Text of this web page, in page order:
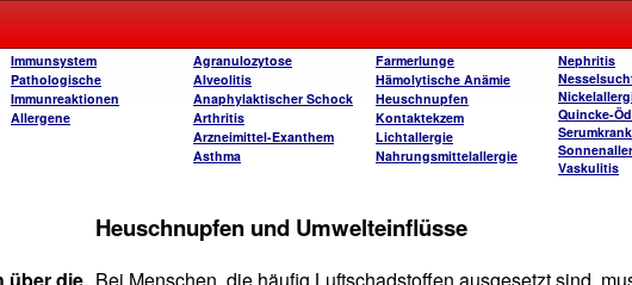
Immunsystem
Pathologische
Immunreaktionen
Allergene
Agranulozytose
Alveolitis
Anaphylaktischer Schock
Arthritis
Arzneimittel-Exanthem
Asthma
Farmerlunge
Hämolytische Anämie
Heuschnupfen
Kontaktekzem
Lichtallergie
Nahrungsmittelallergie
Nephritis
Quincke-
Vaskulitis
Heuschnupfen und Umwelteinflüsse